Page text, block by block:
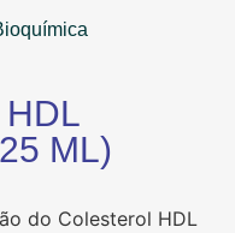
ML)
do Colesterol HDL